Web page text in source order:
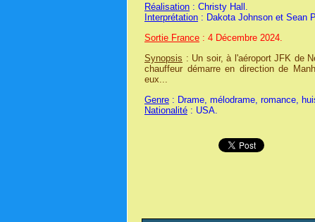
Réalisation : Christy Hall.
Interprétation : Dakota Johnson et Sean
Sortie France : 4 Décembre 2024.
Synopsis : Un soir, à l'aéroport JFK de
chauffeur démarre en direction de
eux...
Genre : Drame, mélodrame, romance,
Nationalité : USA.